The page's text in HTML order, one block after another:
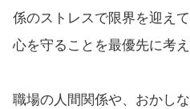
係のストレスで限界を迎え
心を守ることを最優先に考え
職場の人間関係や、おかし